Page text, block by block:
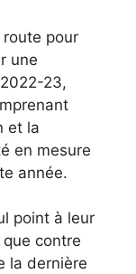
pour
une
23,
et la
en mesure
année.
point à leur
que contre
la dernière